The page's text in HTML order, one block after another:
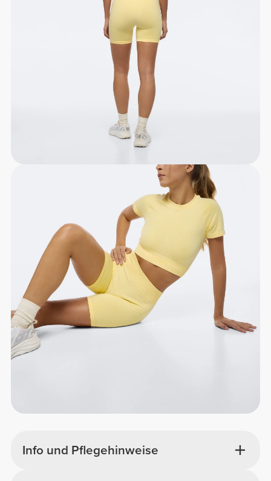
Info und Pflegehinweise